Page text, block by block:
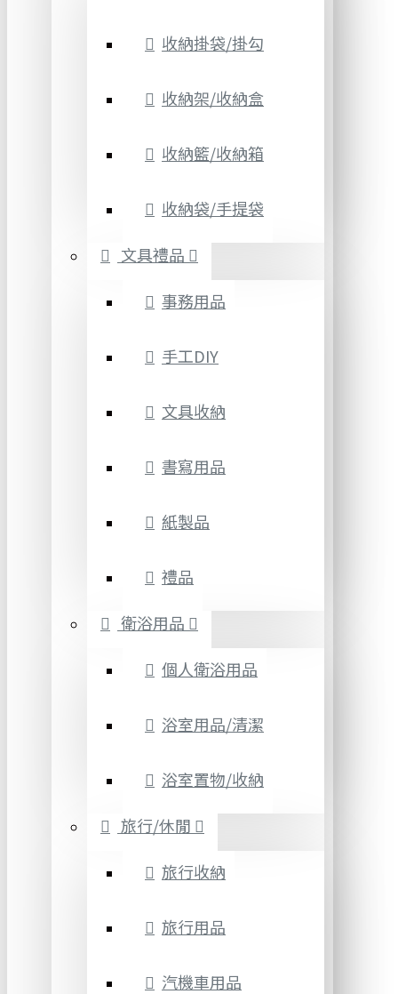
收納掛袋/掛勾
收納架/收納盒
收納籃/收納箱
收納袋/手提袋
文具禮品
事務用品
手工DIY
文具收納
書寫用品
紙製品
禮品
衛浴用品
個人衛浴用品
浴室用品/清潔
浴室置物/收納
旅行/休閒
旅行收納
旅行用品
汽機車用品